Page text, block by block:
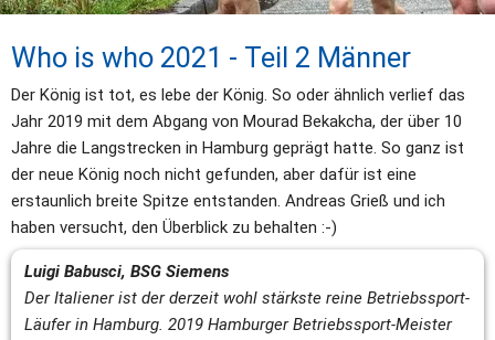
Who is who 2021 - Teil 2 Männer
Der König ist tot, es lebe der König. So oder ähnlich verlief das
Jahr 2019 mit dem Abgang von Mourad Bekakcha, der über 10
Jahre die Langstrecken in Hamburg geprägt hatte. So ganz ist
der neue König noch nicht gefunden, aber dafür ist eine
erstaunlich breite Spitze entstanden. Andreas Grieß und ich
haben versucht, den Überblick zu behalten :-)
Luigi Babusci, BSG Siemens
Der Italiener ist der derzeit wohl stärkste reine Betriebssport-
Läufer in Hamburg. 2019 Hamburger Betriebssport-Meister